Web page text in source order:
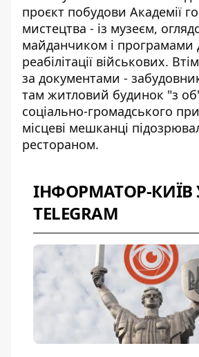
проєкт побудови Академії
мистецтва - із музеєм,
майданчиком і програмами
реабілітації військових.
за документами -
там житловий будинок "з
соціально-громадського
місцеві мешканці
рестораном.
ІНФОРМАТОР-КИЇВ
TELEGRAM